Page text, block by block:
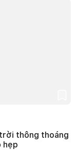
thông thoáng
hẹp